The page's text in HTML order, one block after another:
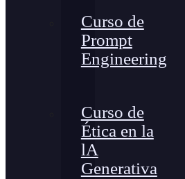
Curso de
Prompt
Engineering
Curso de
Ética en la
lA
Generativa